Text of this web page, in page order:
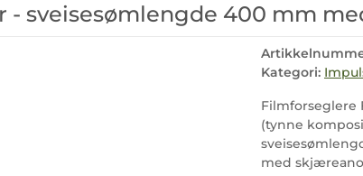
- sveisesømlengde 400 mm
Kategori:
Filmforseglere
(tynne
med